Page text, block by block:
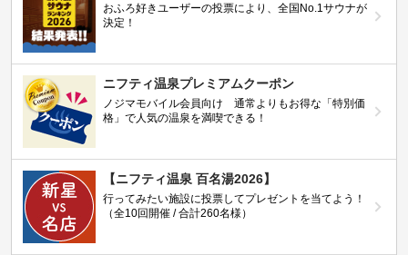
おふろ好きユーザーの投票により、全国No.1サウナが
決定！
ニフティ温泉プレミアムクーポン
ノジマモバイル会員向け 通常よりもお得な「特別価
格」で人気の温泉を満喫できる！
【ニフティ温泉 百名湯2026】
行ってみたい施設に投票してプレゼントを当てよう！
（全10回開催 / 合計260名様）